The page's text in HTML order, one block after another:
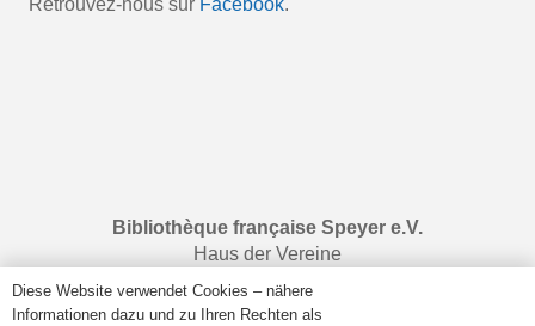
Retrouvez-nous sur Facebook.
Bibliothèque française Speyer e.V.
Haus der Vereine
Rulandstraße 4
67346 Speyer
Diese Website verwendet Cookies – nähere
Informationen dazu und zu Ihren Rechten als